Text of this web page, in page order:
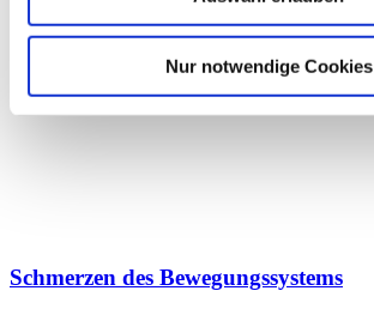
Nur notwendige Cookies
Schmerzen des Bewegungssystems